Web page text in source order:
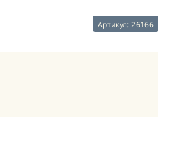
Артикул:26166